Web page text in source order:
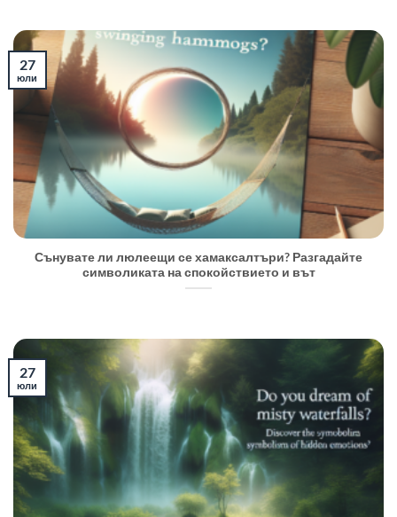
Сънувате ли люлеещи се хамаксалтъри? Разгадайте
символиката на спокойствието и вът
27
юли
27
юли